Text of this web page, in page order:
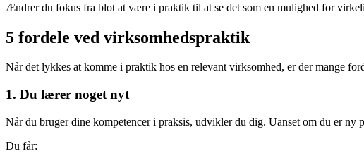
Ændrer du fokus fra blot at være i praktik til at se det som en mulighed for
5 fordele ved virksomhedspraktik
Når det lykkes at komme i praktik hos en relevant virksomhed, er der mange
1. Du lærer noget nyt
Når du bruger dine kompetencer i praksis, udvikler du dig. Uanset om du er ny
Du får: